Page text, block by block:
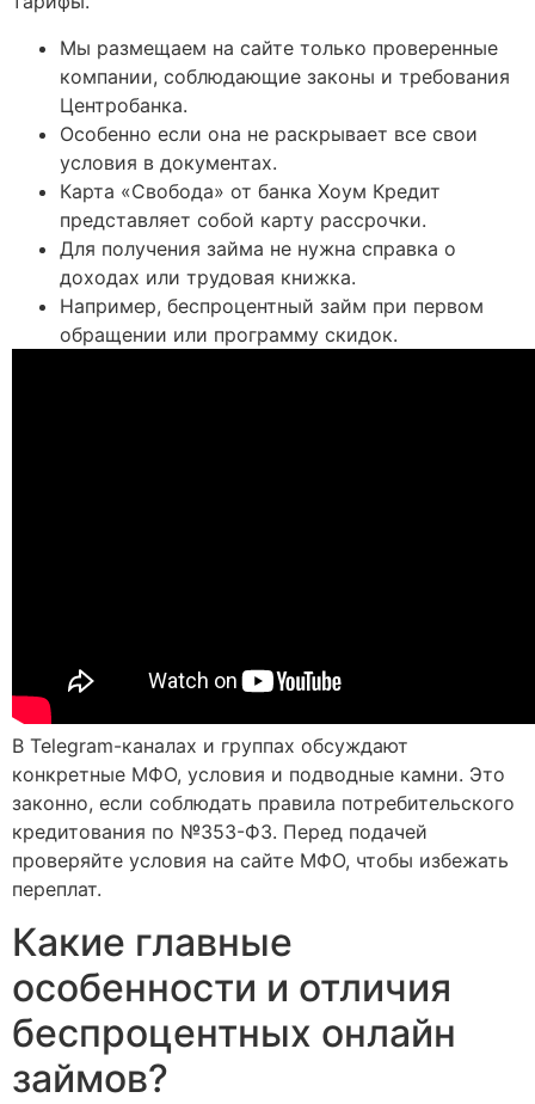
Мы размещаем на сайте только проверенные
компании, соблюдающие законы и требования
Центробанка.
Особенно если она не раскрывает все свои
условия в документах.
Карта «Свобода» от банка Хоум Кредит
представляет собой карту рассрочки.
Для получения займа не нужна справка о
доходах или трудовая книжка.
Например, беспроцентный займ при первом
обращении или программу скидок.
В Telegram-каналах и группах обсуждают
конкретные МФО, условия и подводные камни. Это
законно, если соблюдать правила потребительского
кредитования по №353-ФЗ. Перед подачей
проверяйте условия на сайте МФО, чтобы избежать
переплат.
Какие главные
особенности и отличия
беспроцентных онлайн
займов?